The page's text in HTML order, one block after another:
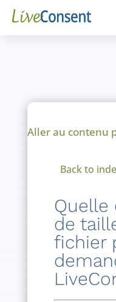
Aller au contenu
Back to
Quelle
de
fichier